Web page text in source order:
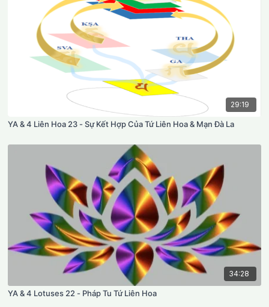
29:19
YA & 4 Liên Hoa 23 - Sự Kết Hợp Của Tứ Liên Hoa & Mạn Đà La
34:28
YA & 4 Lotuses 22 - Pháp Tu Tứ Liên Hoa